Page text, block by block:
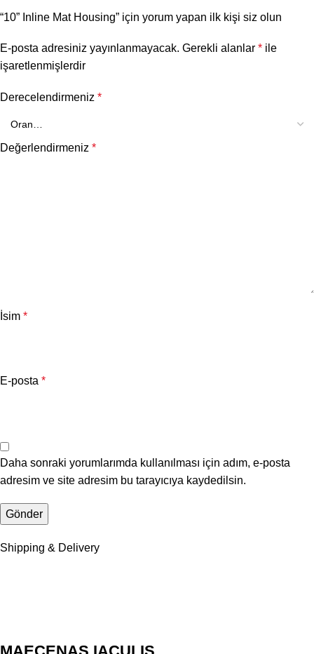
“10” Inline Mat Housing” için yorum yapan ilk kişi siz olun
E-posta adresiniz yayınlanmayacak. Gerekli alanlar * ile
işaretlenmişlerdir
Derecelendirmeniz *
Değerlendirmeniz *
İsim *
E-posta *
Daha sonraki yorumlarımda kullanılması için adım, e-posta
adresim ve site adresim bu tarayıcıya kaydedilsin.
Shipping & Delivery